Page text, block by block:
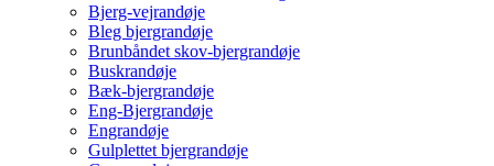
Bjerg-vejrandøje
Bleg bjergrandøje
Brunbåndet skov-bjergrandøje
Buskrandøje
Bæk-bjergrandøje
Eng-Bjergrandøje
Engrandøje
Gulplettet bjergrandøje